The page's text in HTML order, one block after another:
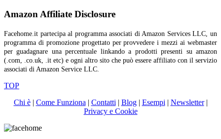
Amazon Affiliate Disclosure
Facehome.it partecipa al programma associati di Amazon Services LLC, un
programma di promozione progettato per provvedere i mezzi ai webmaster
per guadagnare una percentuale linkando a prodotti presenti su amazon
(.com, .co.uk, .it etc) e ogni altro sito che può essere affiliato con il servizio
associati di Amazon Service LLC.
TOP
Chi è| Come Funziona | Contatti | Blog| Esempi | Newsletter|
Privacy e Cookie